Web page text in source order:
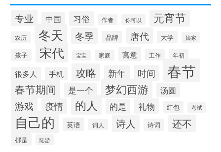
专业 中国 习俗 作者 你可以 元宵节
农历 冬天 冬季 品牌 唐代 大学 娘家
孩子 宋代 宝宝 家庭 寓意 工作 年初
很多人 手机 攻略 新年 时间 春节
春节期间 是一个 梦幻西游 汤圆
游戏 疫情 的人 的是 礼物 红包 考试
自己的 英语 词人 诗人 诗词 还不
都是 陆游